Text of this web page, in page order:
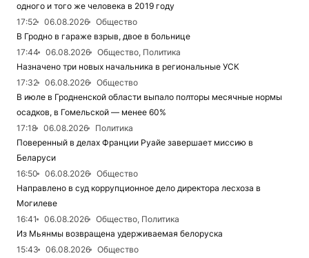
одного и того же человека в 2019 году
17:52
06.08.2026
Общество
В Гродно в гараже взрыв, двое в больнице
17:44
06.08.2026
Общество, Политика
Назначено три новых начальника в региональные УСК
17:32
06.08.2026
Общество
В июле в Гродненской области выпало полторы месячные нормы
осадков, в Гомельской — менее 60%
17:18
06.08.2026
Политика
Поверенный в делах Франции Руайе завершает миссию в
Беларуси
16:50
06.08.2026
Общество
Направлено в суд коррупционное дело директора лесхоза в
Могилеве
16:41
06.08.2026
Общество, Политика
Из Мьянмы возвращена удерживаемая белоруска
15:43
06.08.2026
Общество